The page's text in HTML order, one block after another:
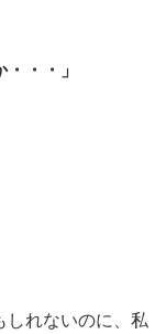
・・」
しれないのに、私